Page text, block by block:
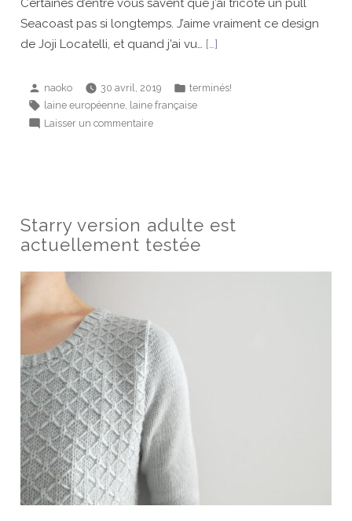
Seacoast pas si longtemps. J’aime vraiment ce design
de Joji Locatelli, et quand j’ai vu… […]
Publié
par
naoko 30 avril, 2019
Publié
dans
terminés!
Étiquettes :
laine européenne laine française
Laisser un commentairesur
Starry version adulte est
actuellement testée